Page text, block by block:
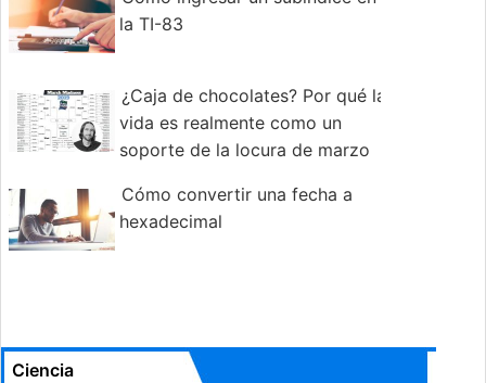
la TI-83
¿Caja de chocolates? Por qué la
vida es realmente como un
soporte de la locura de marzo
Cómo convertir una fecha a
hexadecimal
Ciencia